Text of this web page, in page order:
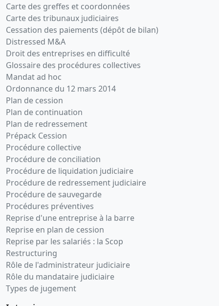
Carte des greffes et coordonnées
Carte des tribunaux judiciaires
Cessation des paiements (dépôt de bilan)
Distressed M&A
Droit des entreprises en difficulté
Glossaire des procédures collectives
Mandat ad hoc
Ordonnance du 12 mars 2014
Plan de cession
Plan de continuation
Plan de redressement
Prépack Cession
Procédure collective
Procédure de conciliation
Procédure de liquidation judiciaire
Procédure de redressement judiciaire
Procédure de sauvegarde
Procédures préventives
Reprise d'une entreprise à la barre
Reprise en plan de cession
Reprise par les salariés : la Scop
Restructuring
Rôle de l'administrateur judiciaire
Rôle du mandataire judiciaire
Types de jugement